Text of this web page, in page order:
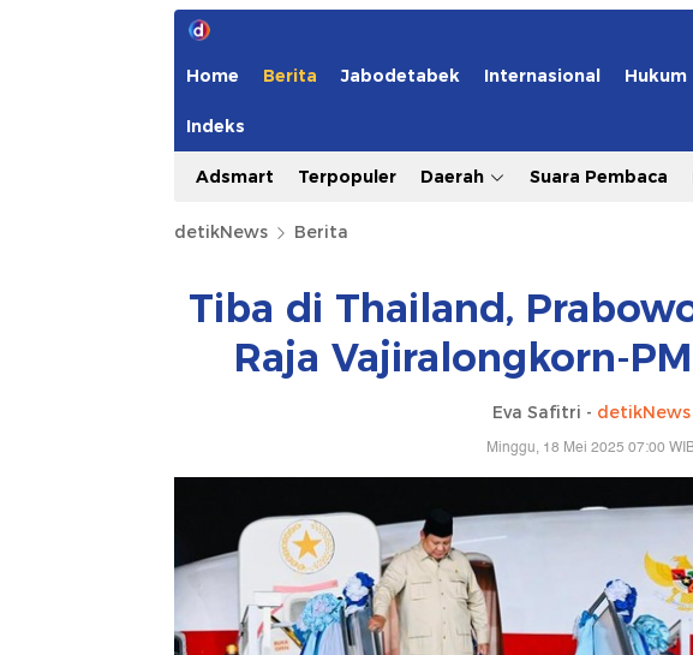
Home Berita Jabodetabek Internasional Hukum
Indeks
Adsmart Terpopuler Daerah Suara Pembaca
detikNews Berita
Tiba di Thailand,
Raja Vajiralongkorn-
Eva Safitri - detikNews
Minggu, 18 Mei 2025 07:00